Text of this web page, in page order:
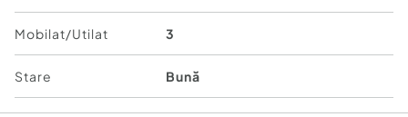
Zonă liniștită, cu vecini buni
Necesită renovare
Mobilat/Utilat 3
Stare Bună